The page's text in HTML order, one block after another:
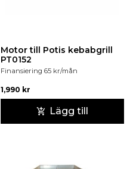
Motor till Potis kebabgrill
PT0152
Finansiering 65 kr/mån
1,990 kr
Lägg till